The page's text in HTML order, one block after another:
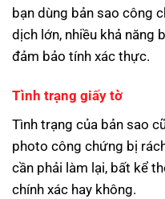
bạn dùng bản sao công
dịch lớn, nhiều khả năng
đảm bảo tính xác thực.
Tình trạng giấy tờ
Tình trạng của bản sao
photo công chứng bị
cần phải làm lại, bất kể
chính xác hay không.